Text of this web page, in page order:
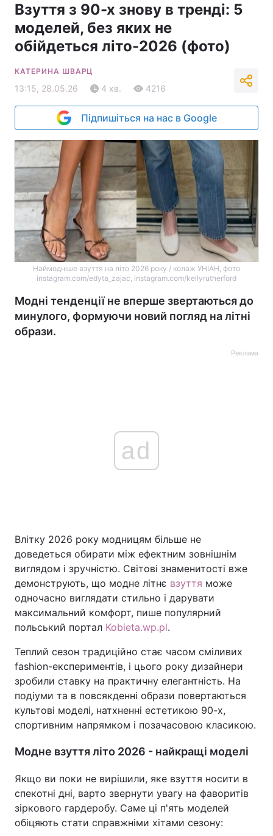
Взуття з 90-х знову в тренді: 5
моделей, без яких не
обійдеться літо-2026 (фото)
КАТЕРИНА ШВАРЦ
13:15, 28.05.26 4 хв. 4216
Підпишіться на нас в Google
Наймодніше взуття на літо 2026 року / колаж УНІАН, фото
instagram.com/edyta_zajac, instagram.com/kellyrutherford
Модні тенденції не вперше звертаються до
минулого, формуючи новий погляд на літні
образи.
Реклама
ad
Влітку 2026 року модницям більше не
доведеться обирати між ефектним зовнішнім
виглядом і зручністю. Світові знаменитості вже
демонструють, що модне літнє взуття може
одночасно виглядати стильно і дарувати
максимальний комфорт, пише популярний
польський портал Kobieta.wp.pl.
Теплий сезон традиційно стає часом сміливих
fashion-експериментів, і цього року дизайнери
зробили ставку на практичну елегантність. На
подіуми та в повсякденні образи повертаються
культові моделі, натхненні естетикою 90-х,
спортивним напрямком і позачасовою класикою.
Модне взуття літо 2026 - найкращі моделі
Якщо ви поки не вирішили, яке взуття носити в
спекотні дні, варто звернути увагу на фаворитів
зіркового гардеробу. Саме ці п'ять моделей
обіцяють стати справжніми хітами сезону: